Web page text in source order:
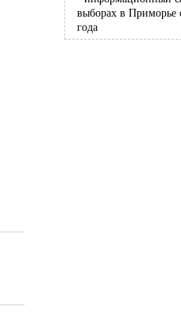
выборах в Приморье
года